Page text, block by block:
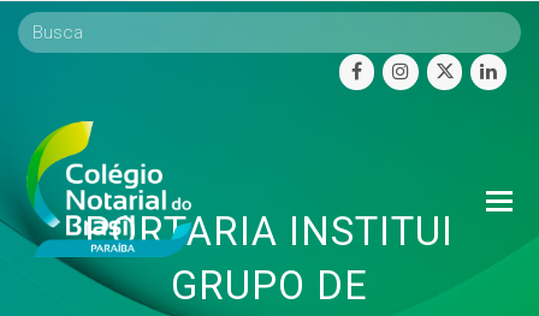
facebookinstagram
twitter
PORTARIA INSTITUI
GRUPO DE